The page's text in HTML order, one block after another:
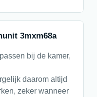
3mxm68a
bij de kamer,
daarom altijd
zeker wanneer